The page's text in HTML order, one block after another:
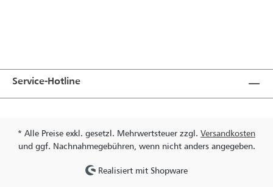
Service-Hotline
* Alle Preise exkl. gesetzl. Mehrwertsteuer zzgl. Versandkosten
und ggf. Nachnahmegebühren, wenn nicht anders angegeben.
Realisiert mit Shopware